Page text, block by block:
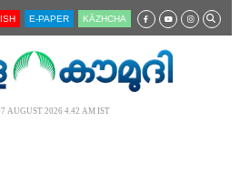
E-PAPER KĀZHCHA
AUGUST 2026 4.42 AM IST